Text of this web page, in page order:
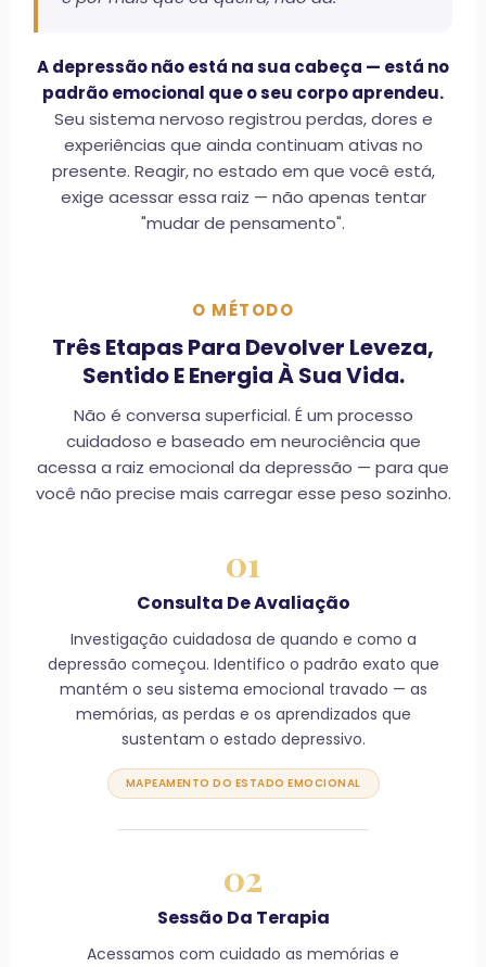
A depressão não está na sua cabeça — está no
padrão emocional que o seu corpo aprendeu.
Seu sistema nervoso registrou perdas, dores e
experiências que ainda continuam ativas no
presente. Reagir, no estado em que você está,
exige acessar essa raiz — não apenas tentar
"mudar de pensamento".
O MÉTODO
Três Etapas Para Devolver Leveza,
Sentido E Energia À Sua Vida.
Não é conversa superficial. É um processo
cuidadoso e baseado em neurociência que
acessa a raiz emocional da depressão — para que
você não precise mais carregar esse peso sozinho.
01
Consulta De Avaliação
Investigação cuidadosa de quando e como a
depressão começou. Identifico o padrão exato que
mantém o seu sistema emocional travado — as
memórias, as perdas e os aprendizados que
sustentam o estado depressivo.
MAPEAMENTO DO ESTADO EMOCIONAL
02
Sessão Da Terapia
Acessamos com cuidado as memórias e